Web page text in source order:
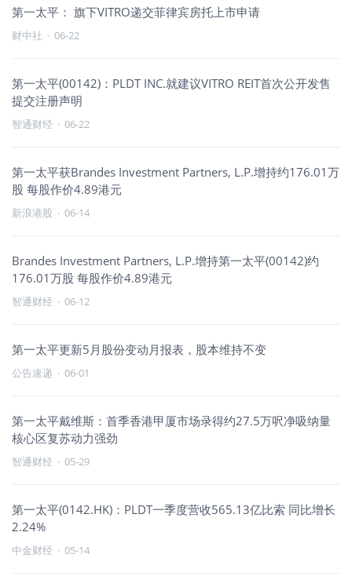
第一太平： 旗下VITRO递交菲律宾房托上市申请
财中社 · 06-22
第一太平(00142)：PLDT INC.就建议VITRO REIT首次公开发售
提交注册声明
智通财经 · 06-22
第一太平获Brandes Investment Partners, L.P.增持约176.01万
股 每股作价4.89港元
新浪港股 · 06-14
Brandes Investment Partners, L.P.增持第一太平(00142)约
176.01万股 每股作价4.89港元
智通财经 · 06-12
第一太平更新5月股份变动月报表，股本维持不变
公告速递 · 06-01
第一太平戴维斯：首季香港甲厦市场录得约27.5万呎净吸纳量
核心区复苏动力强劲
智通财经 · 05-29
第一太平(0142.HK)：PLDT一季度营收565.13亿比索 同比增长
2.24%
中金财经 · 05-14